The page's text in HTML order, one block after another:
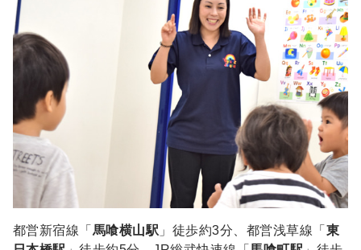
都営新宿線「 馬喰横山駅 」徒歩約3分、都営浅草線「 東